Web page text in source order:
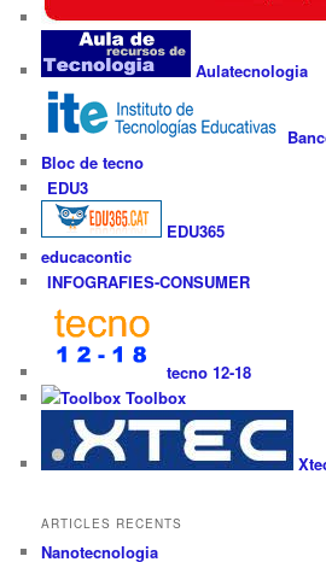
Aulatecnologia
Bloc de tecno
EDU3
EDU365
educacontic
INFOGRAFIES-CONSUMER
tecno 12-18
Toolbox
ARTICLES RECENTS
Nanotecnologia